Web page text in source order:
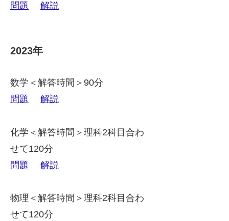
問題
解説
2023年
数学＜解答時間＞90分
問題
解説
化学＜解答時間＞理科2科目合わ
せて120分
問題
解説
物理＜解答時間＞理科2科目合わ
せて120分